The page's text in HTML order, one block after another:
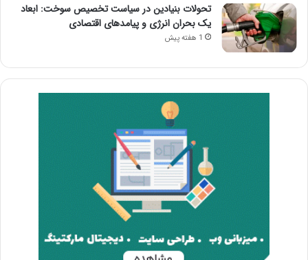
تحولات بنیادین در سیاست تخصیص سوخت: ابعاد
یک بحران انرژی و پیامدهای اقتصادی
1 هفته پیش